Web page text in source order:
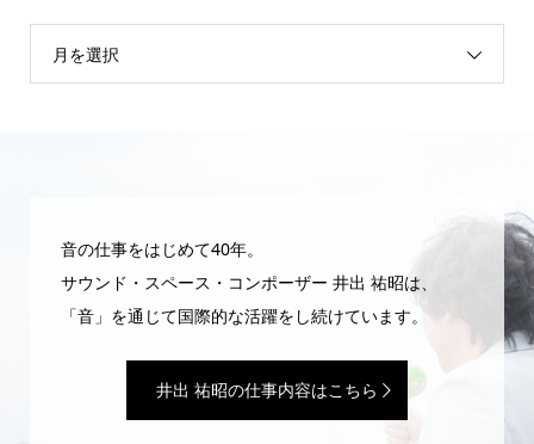
月を選択
音の仕事をはじめて40年。
サウンド・スペース・コンポーザー 井出 祐昭は、
「音」を通じて国際的な活躍をし続けています。
井出 祐昭の仕事内容はこちら